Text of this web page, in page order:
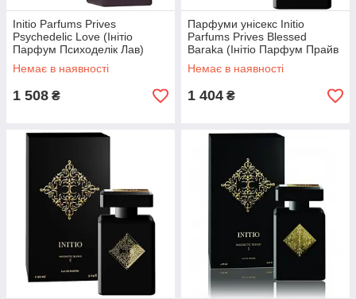
Initio Parfums Prives
Psychedelic Love (Інітіо
Парфум Психоделік Лав)
Парфумована вода 90 ml/мл
Немає в наявності
1 508 ₴
Парфуми унісекс Initio
Parfums Prives Blessed
Baraka (Інітіо Парфум Прайв
Барака) 90 ml/мл
Немає в наявності
1 404 ₴